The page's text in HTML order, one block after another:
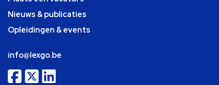
Nieuws & publicaties
Opleidingen & events
info@lexgo.be